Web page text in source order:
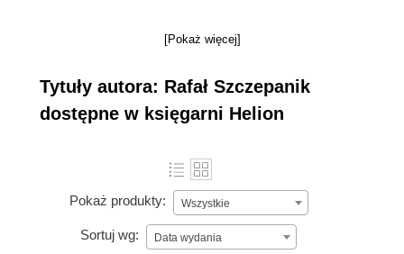
zarządzania ludźmi i szkoleń, większość w
Prywatnie polarnik i alpinista, dotarł na nartach na
oba bieguny i zdobył jeden z ośmiotysięczników.
[Pokaż więcej]
Tytuły autora: Rafał Szczepanik
dostępne w księgarni Helion
Pokaż produkty: Wszystkie
Sortuj wg: Data wydania